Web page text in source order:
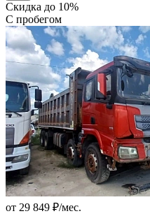
Скидка до 10%
С пробегом
от 29 849 ₽/мес.